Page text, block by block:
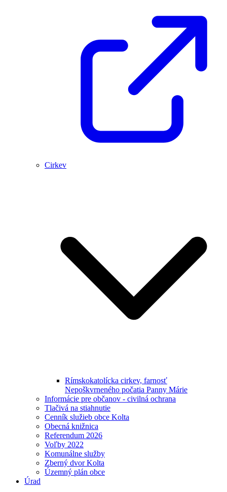
Cirkev
Rímskokatolícka cirkev, farnosť
Nepoškvrneného počatia Panny Márie
Informácie pre občanov - civilná ochrana
Tlačivá na stiahnutie
Cenník služieb obce Kolta
Obecná knižnica
Referendum 2026
Voľby 2022
Komunálne služby
Zberný dvor Kolta
Územný plán obce
Úrad